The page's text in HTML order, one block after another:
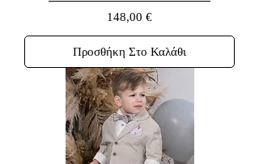
Τιμή
148,00 €
Προσθήκη Στο Καλάθι